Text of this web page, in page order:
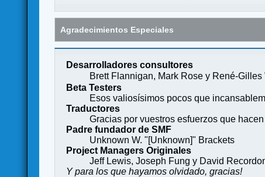
Agradecimientos Especiales
Desarrolladores consultores
Brett Flannigan, Mark Rose y René-
Beta Testers
Esos valiosísimos pocos que
Traductores
Gracias por vuestros esfuerzos que
Padre fundador de SMF
Unknown W. "[Unknown]" Brackets
Project Managers Originales
Jeff Lewis, Joseph Fung y David
Y para los que hayamos olvidado, gracias!